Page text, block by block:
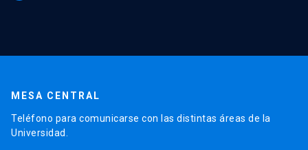
MESA CENTRAL
Teléfono para comunicarse con las distintas áreas de la
Universidad.